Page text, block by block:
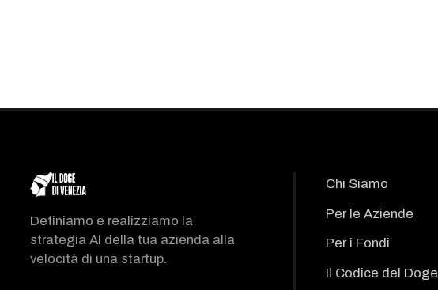
Definiamo e realizziamo la
strategia AI della tua azienda alla
velocità di una startup.
Chi Siamo
Per le Aziende
Per i Fondi
Il Codice del Doge